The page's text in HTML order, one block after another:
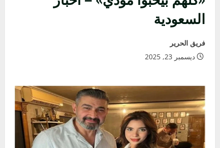
السعودية
فريق الحرير
ديسمبر 23, 2025